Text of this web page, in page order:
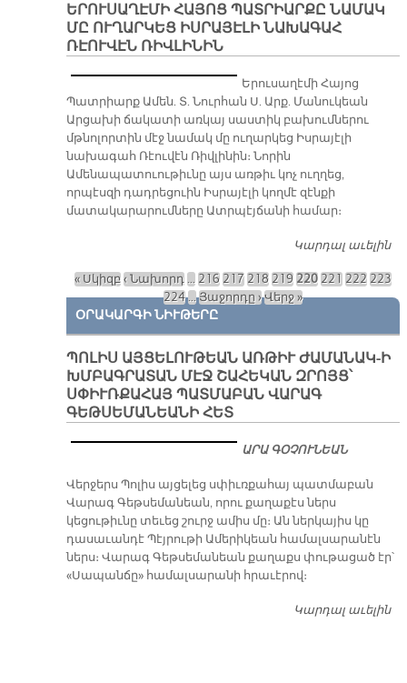
ԵՐՈՒՍԱՂԷՄԻ ՀԱՅՈՑ ՊԱՏՐԻԱՐՔԸ ՆԱՄԱԿ
ՄԸ ՈՒՂԱՐԿԵՑ ԻՍՐԱՅԷԼԻ ՆԱԽԱԳԱՀ
ՌԷՈՒՎԷՆ ՌԻՎԼԻՆԻՆ
Երուսաղէմի Հայոց
Պատրիարք Ամեն. Տ.
Նուրհան Ս. Արք.
Մանուկեան Արցախի
ճակատի առկայ սաստիկ
բախումներու
մթնոլորտին մէջ նամակ
մը ուղարկեց Իսրայէլի նախագահ Ռէուվէն Ռիվլինին։
որպէսզի դադրեցուին Իսրայէլի կողմէ զէնքի
Կարդալ աւելին
« Սկիզբ‹ Նախորդ…216217218219220221222223
224 …Յաջորդը › Վերջ »
ՕՐԱԿԱՐԳԻ ՆԻՒԹԵՐԸ
ՊՈԼԻՍ ԱՅՑԵԼՈՒԹԵԱՆ ԱՌԹԻՒ ԺԱՄԱՆԱԿ-Ի
ՍՓԻՒՌՔԱՀԱՅ ՊԱՏՄԱԲԱՆ ՎԱՐԱԳ
ԱՐԱ ԳՕՉՈՒՆԵԱՆ
Վերջերս Պոլիս այցելեց սփիւռքահայ պատմաբան
Վարագ Գեթսեմանեան, որու քաղաքէս ներս
կեցութիւնը տեւեց շուրջ ամիս մը։ Ան ներկայիս կը
ներս։ Վարագ Գեթսեմանեան քաղաքս փութացած էր՝